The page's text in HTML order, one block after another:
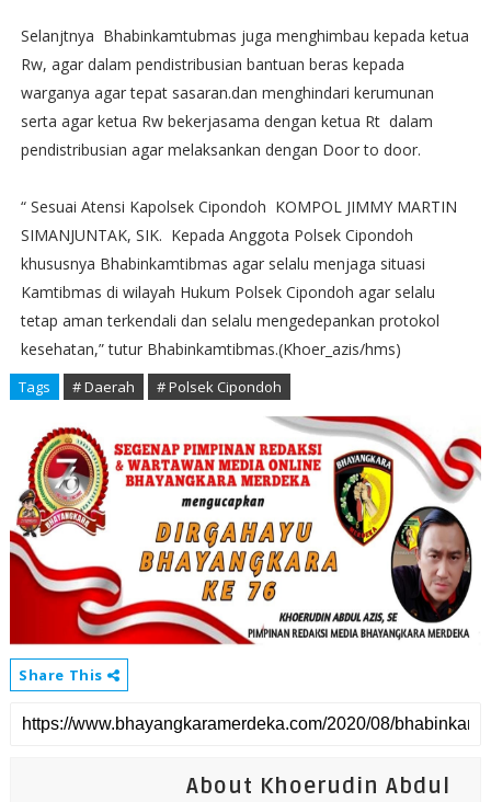
Selanjtnya Bhabinkamtubmas juga menghimbau kepada ketua
Rw, agar dalam pendistribusian bantuan beras kepada
warganya agar tepat sasaran.dan menghindari kerumunan
serta agar ketua Rw bekerjasama dengan ketua Rt dalam
pendistribusian agar melaksankan dengan Door to door.
“ Sesuai Atensi Kapolsek Cipondoh KOMPOL JIMMY MARTIN
SIMANJUNTAK, SIK. Kepada Anggota Polsek Cipondoh
khususnya Bhabinkamtibmas agar selalu menjaga situasi
Kamtibmas di wilayah Hukum Polsek Cipondoh agar selalu
tetap aman terkendali dan selalu mengedepankan protokol
kesehatan,” tutur Bhabinkamtibmas.(Khoer_azis/hms)
Tags # Daerah # Polsek Cipondoh
Share This
About Khoerudin Abdul